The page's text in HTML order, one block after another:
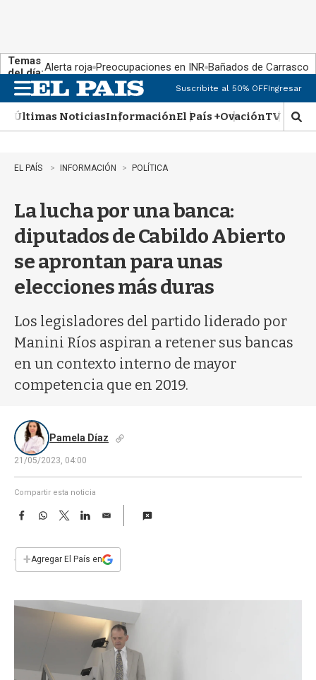
Temas
del día:Alerta roja Preocupaciones en INR Bañados de Carrasco
n
u
Suscribite al 50% OFFIngresar
Últimas NoticiasInformaciónEl País +OvaciónTV Show
M
o
EL PAÍS INFORMACIÓN POLÍTICA
La lucha por una banca:
diputados de Cabildo Abierto
se aprontan para unas
elecciones más duras
Los legisladores del partido liderado por
Manini Ríos aspiran a retener sus bancas
en un contexto interno de mayor
competencia que en 2019.
Pamela Díaz
21/05/2023, 04:00
Compartir esta noticia
F
e
b
k
W
s
p
T
w
t
L
n
E
i
l
+Agregar El País en